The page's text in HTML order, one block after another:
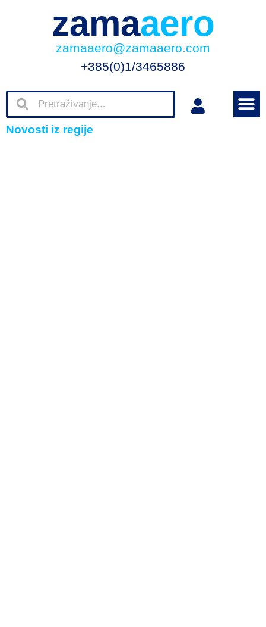
zamaaero
zamaaero@zamaaero.com
+385(0)1/3465886
Novosti iz regije